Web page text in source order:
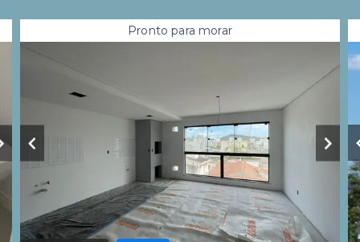
Pronto para morar